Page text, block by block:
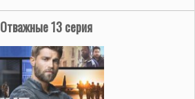
Отважные 13 серия